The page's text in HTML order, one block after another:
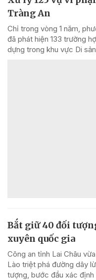
Tràng An
Chỉ trong vòng 1 năm,
đã phát hiện 133 trường
dựng trong khu vực Di
Bắt giữ 40 đối
xuyên quốc gia
Công an tỉnh Lai Châu
Lào triệt phá đường dây
tượng, bước đầu xác